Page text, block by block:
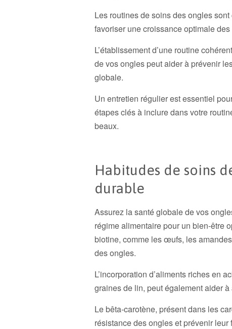
Les routines de soins des ongles
favoriser une croissance optimale
L’établissement d’une routine
de vos ongles peut aider à prévenir
globale.
Un entretien régulier est essentiel
étapes clés à inclure dans votre
beaux.
Habitudes de soins
durable
Assurez la santé globale de vos
régime alimentaire pour un bien-être
biotine, comme les œufs, les
des ongles.
L’incorporation d’aliments riches en
graines de lin, peut également aider
Le bêta-carotène, présent dans les
résistance des ongles et prévenir leur